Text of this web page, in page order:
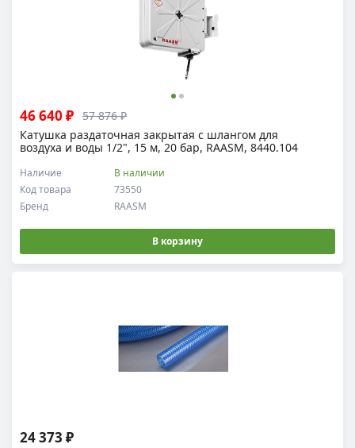
Катушка раздаточная закрытая с шлангом для
воздуха и воды 1/2", 15 м, 20 бар, RAASM, 8440.104
Код товара 73550
Наличие В наличии
Бренд RAASM
46 640 ₽ 57 876 ₽
В корзину
24 373 ₽